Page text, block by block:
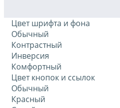
Цвет шрифта и фона
Обычный
Контрастный
Инверсия
Комфортный
Цвет кнопок и ссылок
Обычный
Красный